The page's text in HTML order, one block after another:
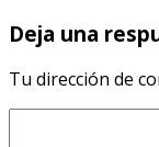
Deja una
Tu dirección de